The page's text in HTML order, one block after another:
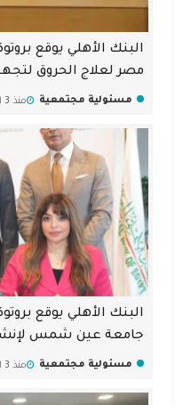
البنك الأهلي يوقع
مصر لعلاج الحروق
مسئولية مجتمعية منذ 3 اسبوع
البنك الأهلي يوقع
جامعة عين شمس
مسئولية مجتمعية منذ 3 اسبوع